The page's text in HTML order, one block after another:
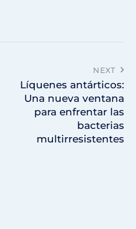
NEXT
Líquenes antárticos:
Una nueva ventana
para enfrentar las
bacterias
multirresistentes